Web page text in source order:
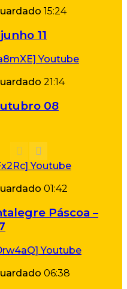
15:24
11
21:14
08
01:42
Páscoa –
06:38